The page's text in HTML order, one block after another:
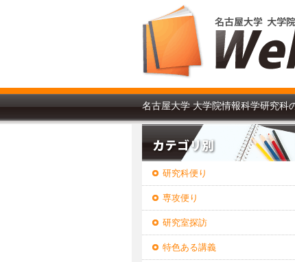
名古屋大学 大学院情報科学研究科
研究科便り
専攻便り
研究室探訪
特色ある講義